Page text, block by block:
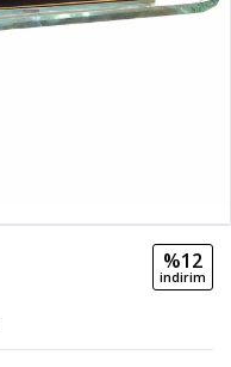
%12
i̇ndi̇ri̇m